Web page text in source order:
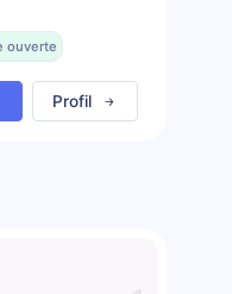
ouverte
Profil